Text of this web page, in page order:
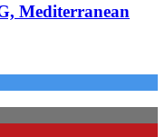
Mediterranean